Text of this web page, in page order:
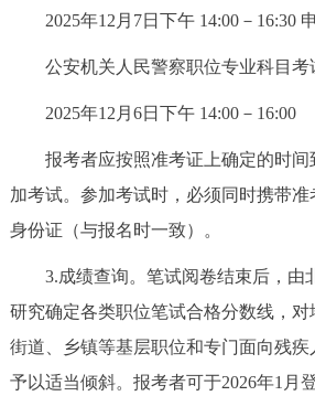
2025年12月7日下午 14:00－16:30
公安机关人民警察职位专业科目考
2025年12月6日下午 14:00－16:00
报考者应按照准考证上确定的时间
加考试。参加考试时，必须同时携带
身份证（与报名时一致）。
3.成绩查询。笔试阅卷结束后，由
研究确定各类职位笔试合格分数线，
街道、乡镇等基层职位和专门面向残
予以适当倾斜。报考者可于2026年1月